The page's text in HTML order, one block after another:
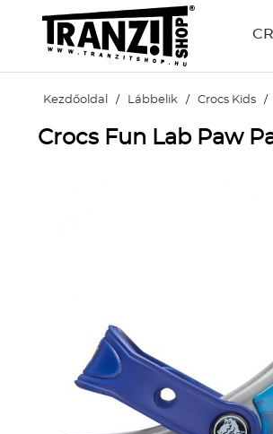
Kezdőoldal / Lábbelik / Crocs Kids /
Crocs Fun Lab Paw